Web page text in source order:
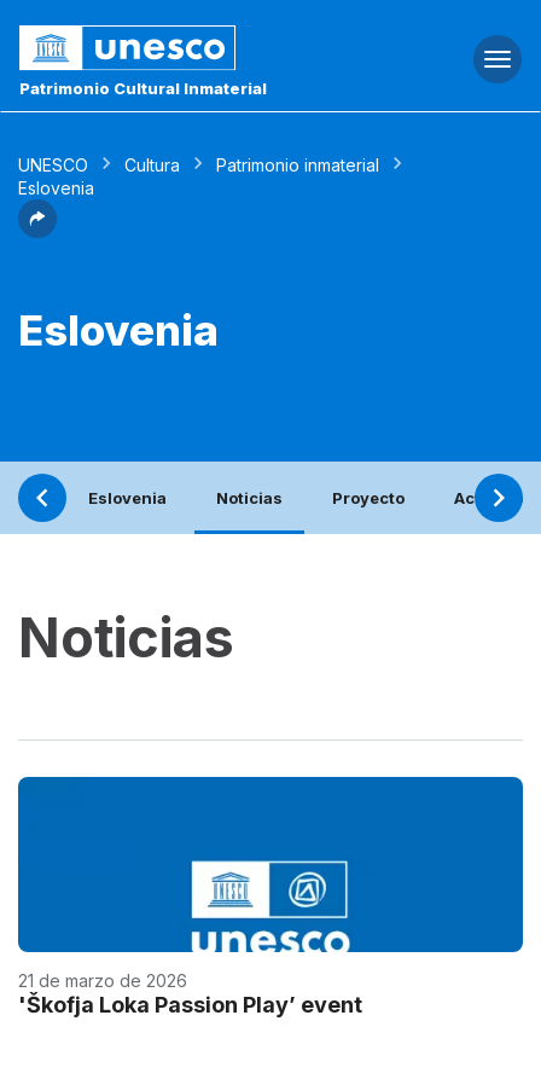
Patrimonio Cultural Inmaterial
UNESCO Cultura
Patrimonio inmaterial
Eslovenia
Eslovenia
Eslovenia Noticias Proyecto
Noticias
21 de marzo de 2026
'Škofja Loka Passion Play’ event